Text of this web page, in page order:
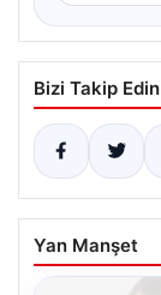
Bizi Takip Edin
Yan Manşet